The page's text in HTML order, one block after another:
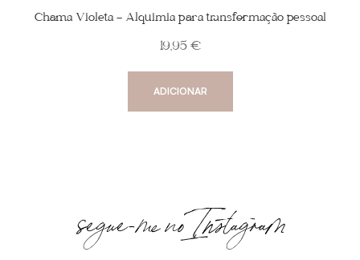
Chama Violeta – Alquimia para transformação pessoal
19,95 €
ADICIONAR
segue-me no Instagram